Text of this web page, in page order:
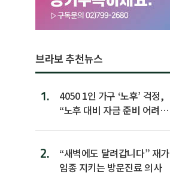
브라보 추천뉴스
1.
4050 1인 가구 ‘노후’ 걱정,
“노후 대비 자금 준비 어려
2.
“새벽에도 달려갑니다” 재가
임종 지키는 방문진료 의사